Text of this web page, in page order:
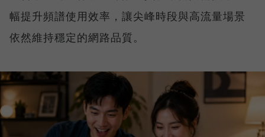
幅提升頻譜使用效率，讓尖峰時段與高流量場景
依然維持穩定的網路品質。